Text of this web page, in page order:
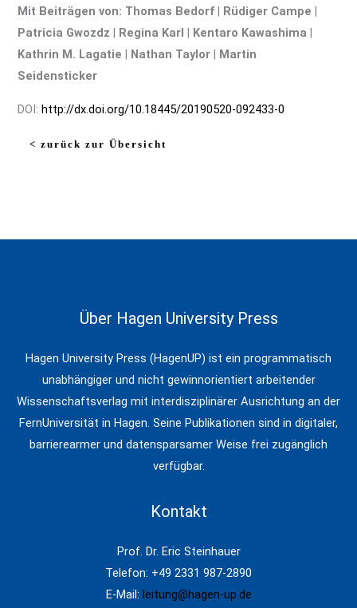
Mit Beiträgen von: Thomas Bedorf| Rüdiger Campe|
Patricia Gwozdz| Regina Karl| Kentaro Kawashima|
Kathrin M. Lagatie| Nathan Taylor| Martin
Seidensticker
DOI:http://dx.doi.org/10.18445/20190520-092433-0
< zurück zur Übersicht
Über Hagen University Press
Hagen University Press (HagenUP) ist ein programmatisch
unabhängiger und nicht gewinnorientiert arbeitender
Wissenschaftsverlag mit interdisziplinärer Ausrichtung an der
FernUniversität in Hagen. Seine Publikationen sind in digitaler,
barrierearmer und datensparsamer Weise frei zugänglich
verfügbar.
Kontakt
Prof. Dr. Eric Steinhauer
Telefon: +49 2331 987-2890
E-Mail: leitung@hagen-up.de